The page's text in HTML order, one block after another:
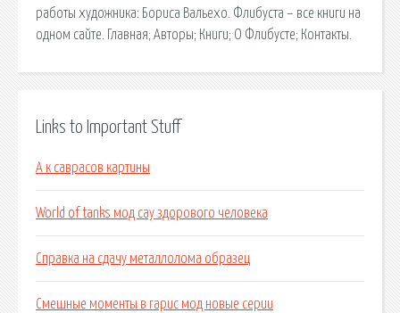
работы художника: Бориса Вальехо. Флибуста – все книги на
одном сайте. Главная; Авторы; Книги; О Флибусте; Контакты.
Links to Important Stuff
А к саврасов картины
World of tanks мод сау здорового человека
Справка на сдачу металлолома образец
Смешные моменты в гарис мод новые серии